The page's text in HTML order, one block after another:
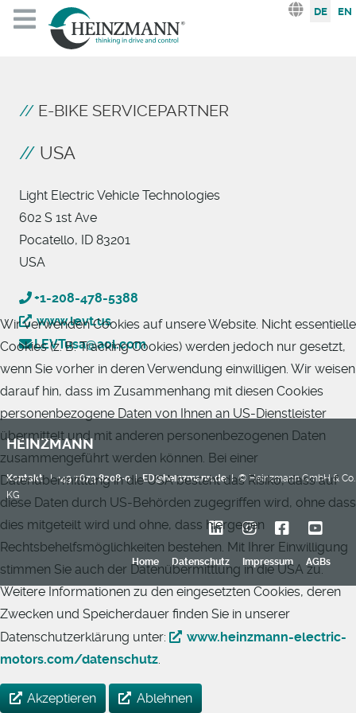
Sprache
DE EN
E-BIKE SERVICEPARTNER
USA
Light Electric Vehicle Technologies
602 S 1st Ave
Pocatello, ID 83201
USA
+1-208-478-5388
www.levt.us
LEVTusa@aol.com
HEINZMANN
Kontakt I+49 7673 8208-0IED@heinzmann.deI © Heinzmann GmbH & Co.
KG
Home Datenschutz Impressum AGBs
Wir verwenden Cookies auf unsere Website. Nicht essentielle
Cookies (z. B. Tracking Cookies) werden jedoch nur gesetzt,
wenn Sie vorher in deren Verwendung einwilligen. Wir weisen
darauf hin, dass im Zusammenhang mit diesen Cookies
personenbezogene Daten von Ihnen an US-Dienstleister
übermittelt und mit anderen personenbezogenen Daten
zusammengeführt werden können. Bei einer
Datenübermittlung in die USA besteht das Risiko, dass auf
diese Daten durch US-Behörden zugegriffen wird, ohne dass
dies mitgeteilt wird und ohne, dass hiergegen
Rechtsbehelfsmöglichkeiten bestehen. Mit Ihrer Einwilligung
stimmen Sie auch der Datenübermittlung in die USA zu.
Weitere Informationen zu den eingesetzten Cookies, deren
Zwecken und Speicherdauer finden Sie in unserer
Datenschutzerklärung unter:
www.heinzmann-electric-
motors.com/datenschutz.
Akzeptieren Ablehnen